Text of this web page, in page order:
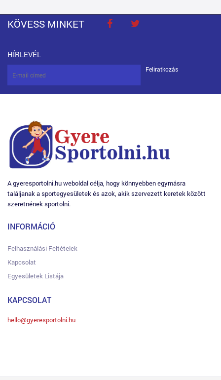
KÖVESS MINKET
HÍRLEVÉL
Feliratkozás
A gyeresportolni.hu weboldal célja, hogy könnyebben egymásra
találjanak a sportegyesületek és azok, akik szervezett keretek között
szeretnének sportolni.
INFORMÁCIÓ
Felhasználási Feltételek
Kapcsolat
Egyesületek Listája
KAPCSOLAT
hello@gyeresportolni.hu